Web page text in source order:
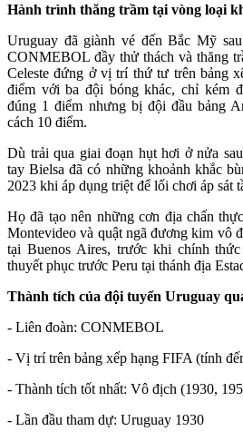
Hành trình thăng trầm tại vòng loại
Uruguay đã giành vé đến Bắc Mỹ
CONMEBOL đầy thử thách và thăng
Celeste đứng ở vị trí thứ tư trên bảng
điểm với ba đội bóng khác, chỉ kém
đúng 1 điểm nhưng bị đội đầu bảng
cách 10 điểm.
Dù trải qua giai đoạn hụt hơi ở nửa
tay Bielsa đã có những khoảnh khắc
2023 khi áp dụng triệt để lối chơi áp sát
Họ đã tạo nên những cơn địa chấn
Montevideo và quật ngã đương kim vô
tại Buenos Aires, trước khi chính
thuyết phục trước Peru tại thánh địa
Thành tích của đội tuyển Uruguay
- Liên đoàn: CONMEBOL
- Vị trí trên bảng xếp hạng FIFA (tính
- Thành tích tốt nhất: Vô địch (1930,
- Lần đầu tham dự: Uruguay 1930